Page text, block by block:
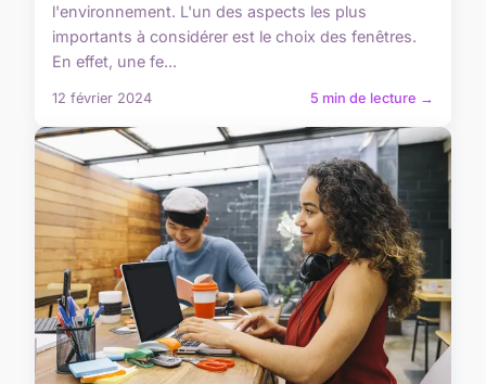
l'environnement. L'un des aspects les plus
importants à considérer est le choix des fenêtres.
En effet, une fe...
12 février 2024 5 min de lecture →